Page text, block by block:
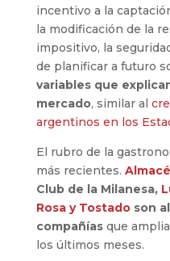
incentivo a la
la modificación de la
impositivo, la
de planificar a futuro
variables que
mercado, similar al
argentinos en los
El rubro de la
más recientes.
Club de la Milanesa,
Rosa y Tostadoson
compañíasque
los últimos meses.